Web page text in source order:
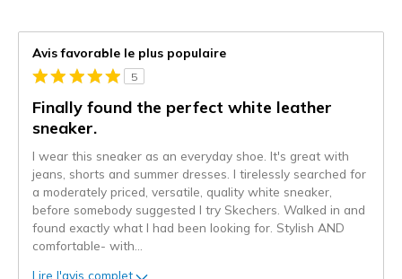
Avis favorable le plus populaire
5
Finally found the perfect white leather
sneaker.
I wear this sneaker as an everyday shoe. It's great with
jeans, shorts and summer dresses. I tirelessly searched for
a moderately priced, versatile, quality white sneaker,
before somebody suggested I try Skechers. Walked in and
found exactly what I had been looking for. Stylish AND
comfortable- with
Lire l'avis complet